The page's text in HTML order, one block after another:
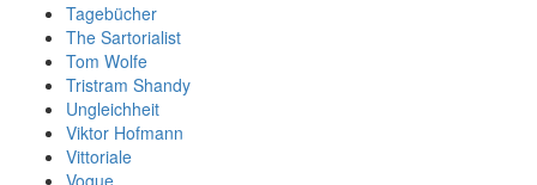
Tagebücher
The Sartorialist
Tom Wolfe
Tristram Shandy
Ungleichheit
Viktor Hofmann
Vittoriale
Vogue